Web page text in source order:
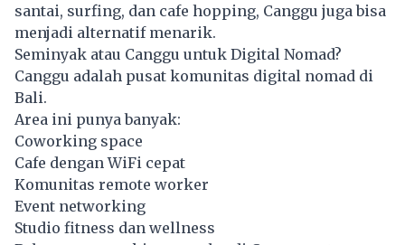
santai, surfing, dan cafe hopping, Canggu juga bisa
menjadi alternatif menarik.
Seminyak atau Canggu untuk Digital Nomad?
Canggu adalah pusat komunitas digital nomad di
Bali.
Area ini punya banyak:
Coworking space
Cafe dengan WiFi cepat
Komunitas remote worker
Event networking
Studio fitness dan wellness